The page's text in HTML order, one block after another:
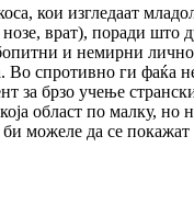
кои изгледаат
врат), поради што
и немирни
Во спротивно ги фаќа
за брзо учење
област по малку, но
можеле да се